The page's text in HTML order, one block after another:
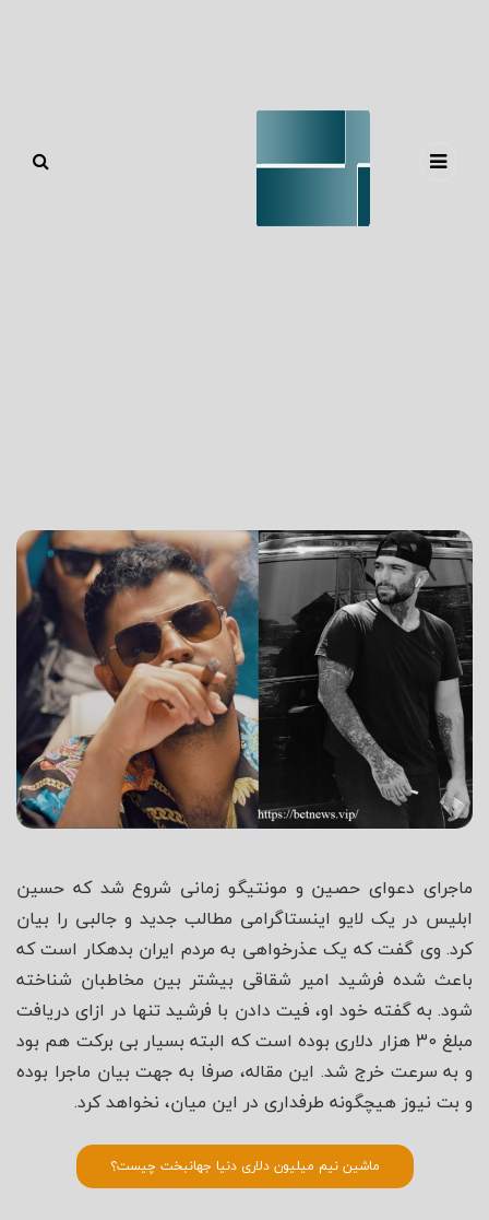
شاه
ماجرای دعوای حصین و مونتیگو زمانی شروع شد که حسین
ابلیس در یک لایو اینستاگرامی مطالب جدید و جالبی را بیان
کرد. وی گفت که یک عذرخواهی به مردم ایران بدهکار است که
باعث شده فرشید امیر شقاقی بیشتر بین مخاطبان شناخته
شود. به گفته خود او، فیت دادن با فرشید تنها در ازای دریافت
مبلغ 30 هزار دلاری بوده است که البته بسیار بی برکت هم بود
و به سرعت خرج شد. این مقاله، صرفا به جهت بیان ماجرا بوده
و بت نیوز هیچگونه طرفداری در این میان، نخواهد کرد.
ماشین نیم میلیون دلاری دنیا جهانبخت چیست؟